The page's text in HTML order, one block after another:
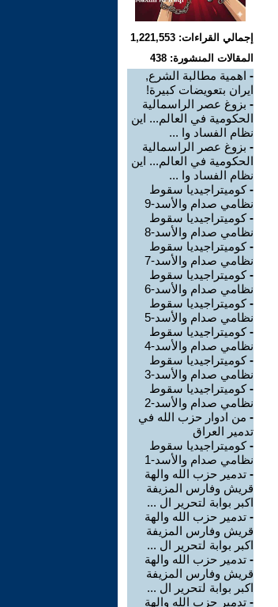
إجمالي القراءات: 1,221,553
المقالات المنشورة: 438
- اهمية مطالبة الشرع,
ايران بتعويضات كبيرة!
- بزوغ عصر الراسمالية
الحكومية في العالم... اين
نظام الفساد وا ...
- بزوغ عصر الراسمالية
الحكومية في العالم... اين
نظام الفساد وا ...
-كوميتراجيديا سقوط
نظامي صدام والأسد-9
-كوميتراجيديا سقوط
نظامي صدام والأسد-8
-كوميتراجيديا سقوط
نظامي صدام والأسد-7
-كوميتراجيديا سقوط
نظامي صدام والأسد-6
-كوميتراجيديا سقوط
نظامي صدام والأسد-5
-كوميتراجيديا سقوط
نظامي صدام والأسد-4
-كوميتراجيديا سقوط
نظامي صدام والأسد-3
-كوميتراجيديا سقوط
نظامي صدام والأسد-2
- من ادوار حزب الله في
تدمير العراق
-كوميتراجيديا سقوط
نظامي صدام والأسد-1
- تدمير حزب الله والهة
قريش وفارس المزيفة
اكبر بوابة لتحرير ال ...
- تدمير حزب الله والهة
قريش وفارس المزيفة
اكبر بوابة لتحرير ال ...
- تدمير حزب الله والهة
قريش وفارس المزيفة
اكبر بوابة لتحرير ال ...
- تدمير حزب الله والهة